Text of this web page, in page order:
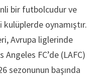
bir futbolcudur ve
oynamıştır.
Avrupa liglerinde
FC’de (LAFC)
sezonunun başında